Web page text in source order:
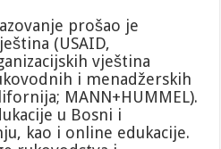
prošao je
(USAID,
vještina
i menadžerskih
MANN+HUMMEL).
u Bosni i
kao i online edukacije.